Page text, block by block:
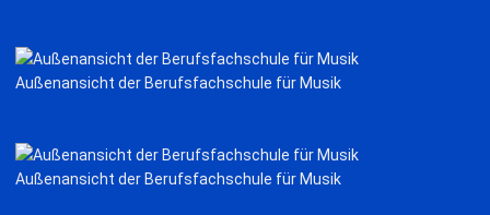
Außenansicht der Berufsfachschule für Musik
Außenansicht der Berufsfachschule für Musik